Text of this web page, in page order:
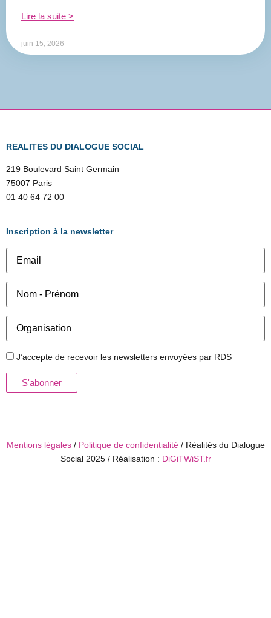
Lire la suite >
juin 15, 2026
REALITES DU DIALOGUE SOCIAL
219 Boulevard Saint Germain
75007 Paris
01 40 64 72 00
Inscription à la newsletter
J’accepte de recevoir les newsletters envoyées par RDS
Mentions légales/ Politique de confidentialité/ Réalités du Dialogue
Social 2025 / Réalisation : DiGiTWiST.fr